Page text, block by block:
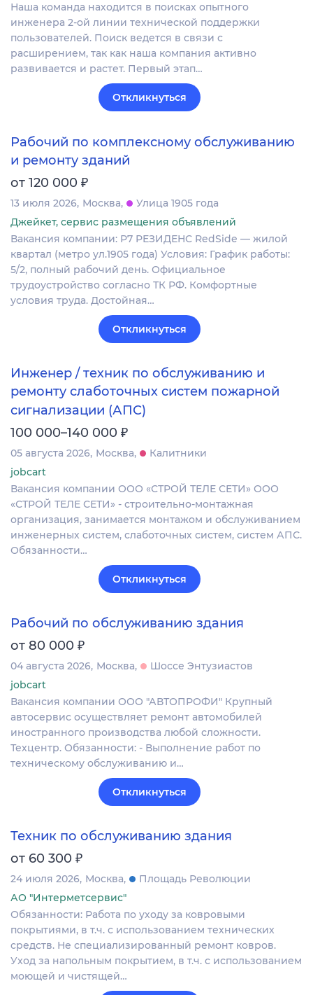
Наша команда находится в поисках опытного
инженера 2-ой линии технической поддержки
пользователей. Поиск ведется в связи с
расширением, так как наша компания активно
развивается и растет. Первый этап…
Откликнуться
Рабочий по комплексному обслуживанию
и ремонту зданий
от 120 000 ₽
13 июля 2026 Москва
Улица 1905 года
Джейкет, сервис размещения объявлений
Вакансия компании: Р7 РЕЗИДЕНС RedSide — жилой
квартал (метро ул.1905 года) Условия: График работы:
5/2, полный рабочий день. Официальное
трудоустройство согласно ТК РФ. Комфортные
условия труда. Достойная…
Откликнуться
Инженер / техник по обслуживанию и
ремонту слаботочных систем пожарной
сигнализации (АПС)
100 000–140 000 ₽
05 августа 2026 Москва
Калитники
jobcart
Вакансия компании ООО «СТРОЙ ТЕЛЕ СЕТИ» ООО
«СТРОЙ ТЕЛЕ СЕТИ» - строительно-монтажная
организация, занимается монтажом и обслуживанием
инженерных систем, слаботочных систем, систем АПС.
Обязанности…
Откликнуться
Рабочий по обслуживанию здания
от 80 000 ₽
04 августа 2026 Москва
Шоссе Энтузиастов
jobcart
Вакансия компании ООО "АВТОПРОФИ" Крупный
автосервис осуществляет ремонт автомобилей
иностранного производства любой сложности.
Техцентр. Обязанности: - Выполнение работ по
техническому обслуживанию и…
Откликнуться
Техник по обслуживанию здания
от 60 300 ₽
24 июля 2026 Москва
Площадь Революции
АО "Интерметсервис"
Обязанности: Работа по уходу за ковровыми
покрытиями, в т.ч. с использованием технических
средств. Не специализированный ремонт ковров.
Уход за напольным покрытием, в т.ч. с использованием
моющей и чистящей…